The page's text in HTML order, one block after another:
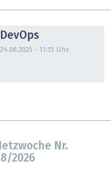
DevOps
24.06.2025 - 11:15 Uhr
Nr.
2026